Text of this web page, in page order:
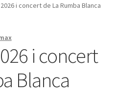
menú
i concert de La Rumba Blanca
i concert
Blanca